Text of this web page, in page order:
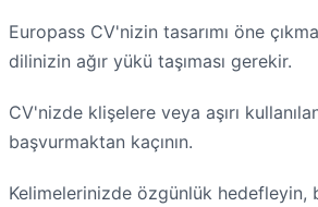
Europass CV'nizin tasarımı öne
dilinizin ağır yükü taşıması gerekir.
CV'nizde klişelere veya aşırı
başvurmaktan kaçının.
Kelimelerinizde özgünlük hedefleyin,